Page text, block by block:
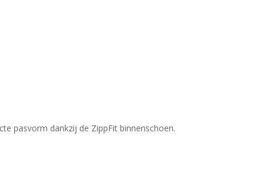
pasvorm dankzij de ZippFit binnenschoen.